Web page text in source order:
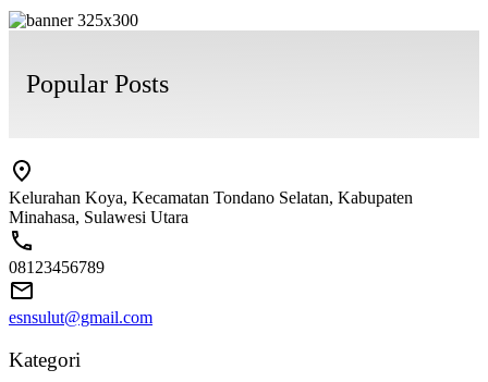
Popular Posts
Kelurahan Koya, Kecamatan Tondano Selatan, Kabupaten
Minahasa, Sulawesi Utara
08123456789
esnsulut@gmail.com
Kategori